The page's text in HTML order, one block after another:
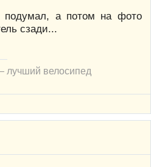
а потом на фото
сзади...
лучший велосипед